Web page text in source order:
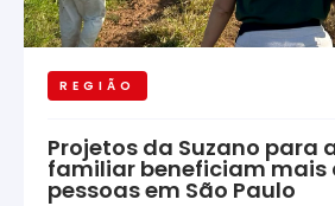
REGIÃO
Projetos da Suzano para
familiar beneficiam mais
pessoas em São Paulo